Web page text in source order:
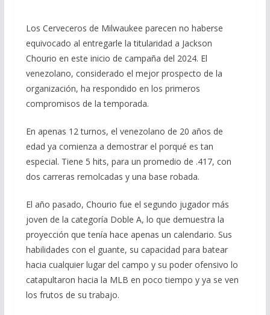
Los Cerveceros de Milwaukee parecen no haberse
equivocado al entregarle la titularidad a Jackson
Chourio en este inicio de campaña del 2024. El
venezolano, considerado el mejor prospecto de la
organización, ha respondido en los primeros
compromisos de la temporada.
En apenas 12 turnos, el venezolano de 20 años de
edad ya comienza a demostrar el porqué es tan
especial. Tiene 5 hits, para un promedio de .417, con
dos carreras remolcadas y una base robada.
El año pasado, Chourio fue el segundo jugador más
joven de la categoría Doble A, lo que demuestra la
proyección que tenía hace apenas un calendario. Sus
habilidades con el guante, su capacidad para batear
hacia cualquier lugar del campo y su poder ofensivo lo
catapultaron hacia la MLB en poco tiempo y ya se ven
los frutos de su trabajo.